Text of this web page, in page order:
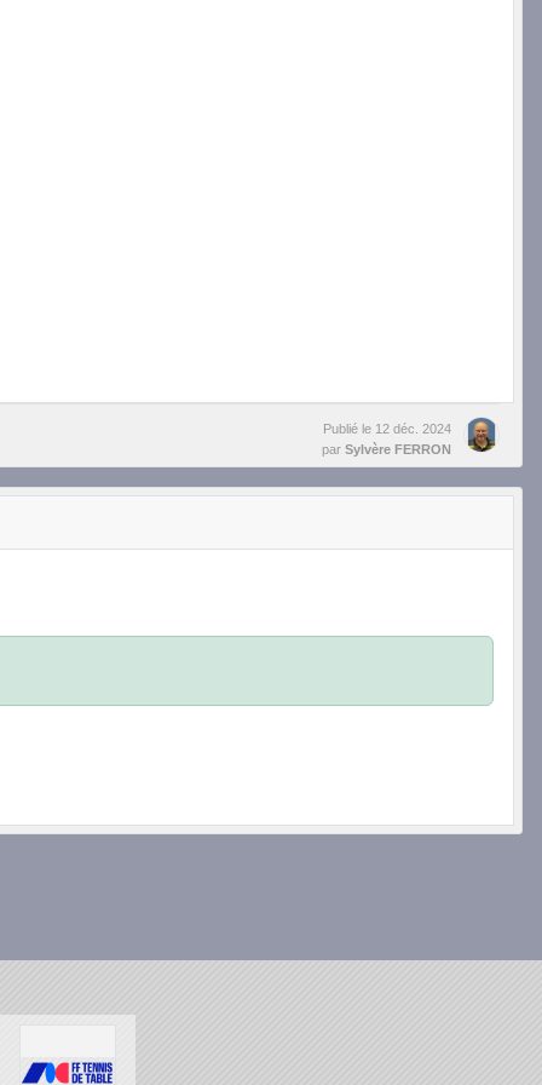
Publié le 12 déc. 2024
par Sylvère FERRON